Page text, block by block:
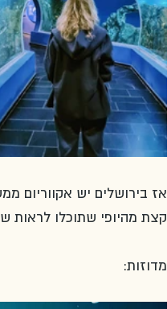
אז בירושלים יש אקווריום
קצת מהיופי שתוכלו לראות
מדוזות: